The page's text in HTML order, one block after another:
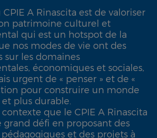
A Rinascita est de valoriser
patrimoine culturel et
qui est un hotspot de la
nos modes de vie ont des
sur les domaines
économiques et sociales,
urgent de « penser » et de «
pour construire un monde
plus durable.
contexte que le CPIE A Rinascita
grand défi en proposant des
et des projets à